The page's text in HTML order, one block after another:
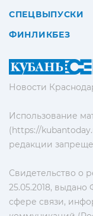
Новости
Использование
(https://
редакции
Свидетельство о
25.05.2018,
сфере связи,
СПЕЦВЫПУСКИ
ФИНЛИКБЕЗ